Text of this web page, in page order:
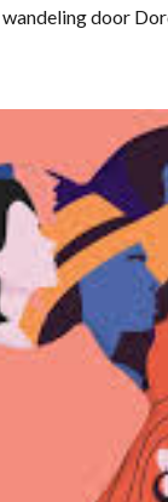
wandeling door